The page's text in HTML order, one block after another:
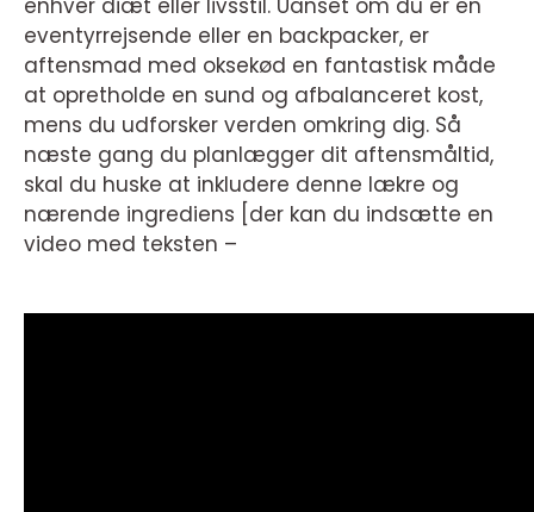
enhver diæt eller livsstil. Uanset om du er en
eventyrrejsende eller en backpacker, er
aftensmad med oksekød en fantastisk måde
at opretholde en sund og afbalanceret kost,
mens du udforsker verden omkring dig. Så
næste gang du planlægger dit aftensmåltid,
skal du huske at inkludere denne lækre og
nærende ingrediens [der kan du indsætte en
video med teksten –